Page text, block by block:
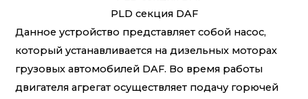
PLD секция DAF
Данное устройство представляет собой насос,
который устанавливается на дизельных моторах
грузовых автомобилей DAF. Во время работы
двигателя агрегат осуществляет подачу горючей